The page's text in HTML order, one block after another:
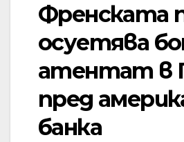
Френската
осуетява
атентат в
пред
банка